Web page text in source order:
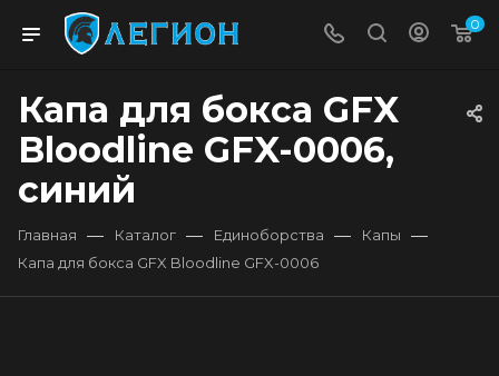
0
Капа для бокса GFX
Bloodline GFX-0006,
синий
Главная — Каталог — Единоборства — Капы —
Капа для бокса GFX Bloodline GFX-0006